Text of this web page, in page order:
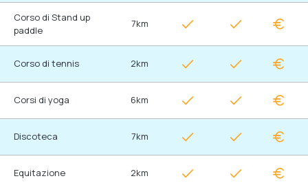
Corso di Stand up
paddle
7km
Corso di tennis 2km
Corsi di yoga 6km
Discoteca 7km
Equitazione 2km